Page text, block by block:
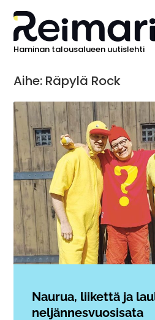
Haminan talousalueen uutislehti
Aihe: Räpylä Rock
Naurua, liikettä ja
neljännesvuosisata